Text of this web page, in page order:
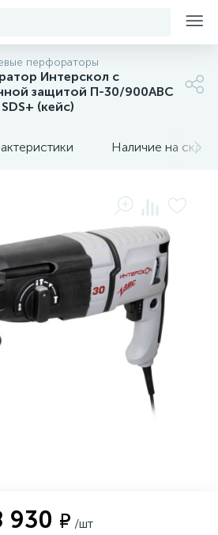
перфораторы
Интерскол с
защитой П-30/900АВС
SDS+ (кейс)
Наличие на
930 ₽ /шт